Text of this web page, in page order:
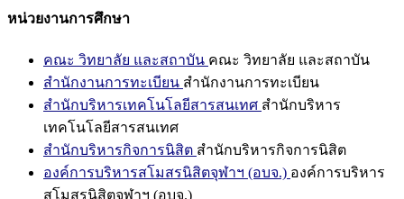
หน่วยงานการศึกษา
คณะ วิทยาลัย และสถาบัน คณะ วิทยาลัย และสถาบัน
สำนักงานการทะเบียน สำนักงานการทะเบียน
สำนักบริหารเทคโนโลยีสารสนเทศ สำนักบริหาร
เทคโนโลยีสารสนเทศ
สำนักบริหารกิจการนิสิต สำนักบริหารกิจการนิสิต
องค์การบริหารสโมสรนิสิตจุฬาฯ (อบจ.) องค์การบริหาร
สโมสรนิสิตจุฬาฯ (อบจ.)